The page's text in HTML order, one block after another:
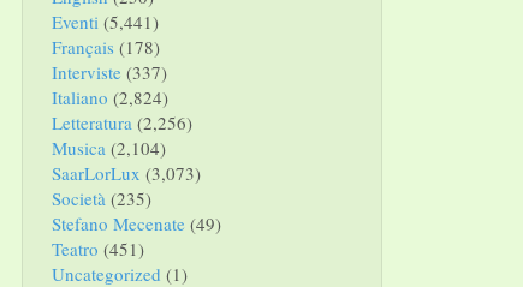
Eventi (5,441)
Français (178)
Interviste (337)
Italiano (2,824)
Letteratura (2,256)
Musica (2,104)
SaarLorLux (3,073)
Società (235)
Stefano Mecenate (49)
Teatro (451)
Uncategorized (1)